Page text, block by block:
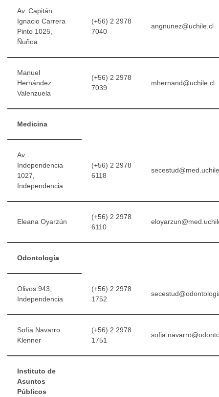
Av. Capitán
Ignacio Carrera
Pinto 1025,
Ñuñoa
(+56) 2 2978
7040
angnunez@uchile.cl
Manuel
Hernández
Valenzuela
(+56) 2 2978
7039
mhernand@uchile.cl
Medicina
Av.
Independencia
1027,
Independencia
(+56) 2 2978
6118
Eleana Oyarzún
(+56) 2 2978
6110
Odontología
Olivos 943,
Independencia
(+56) 2 2978
1752
Sofía Navarro
Klenner
(+56) 2 2978
1751
Instituto de
Asuntos
Públicos